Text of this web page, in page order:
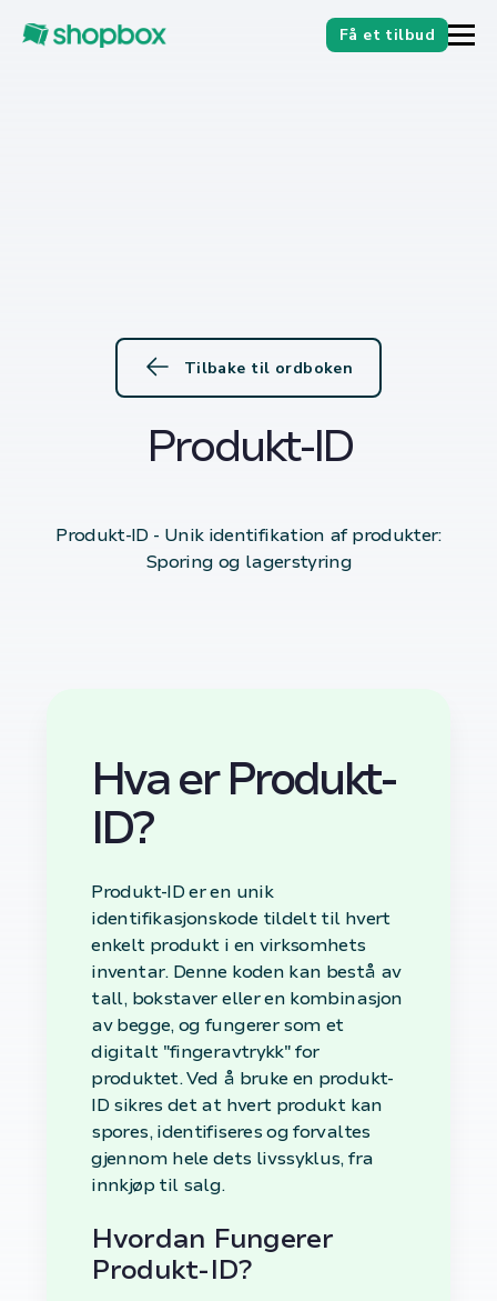
Få et tilbud
Tilbake til ordboken
Produkt-ID
Produkt-ID - Unik identifikation af produkter:
Sporing og lagerstyring
Hva er Produkt-
ID?
Produkt-ID er en unik
identifikasjonskode tildelt til hvert
enkelt produkt i en virksomhets
inventar. Denne koden kan bestå av
tall, bokstaver eller en kombinasjon
av begge, og fungerer som et
digitalt "fingeravtrykk" for
produktet. Ved å bruke en produkt-
ID sikres det at hvert produkt kan
spores, identifiseres og forvaltes
gjennom hele dets livssyklus, fra
innkjøp til salg.
Hvordan Fungerer
Produkt-ID?